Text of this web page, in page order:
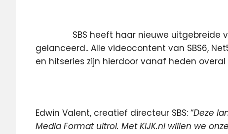
SBS heeft haar nieuwe
gelanceerd.. Alle videocontent van SBS6,
en hitseries zijn hierdoor vanaf heden overal
Edwin Valent, creatief directeur SBS: “Deze
Media Format uitrol. Met KIJK.nl willen we